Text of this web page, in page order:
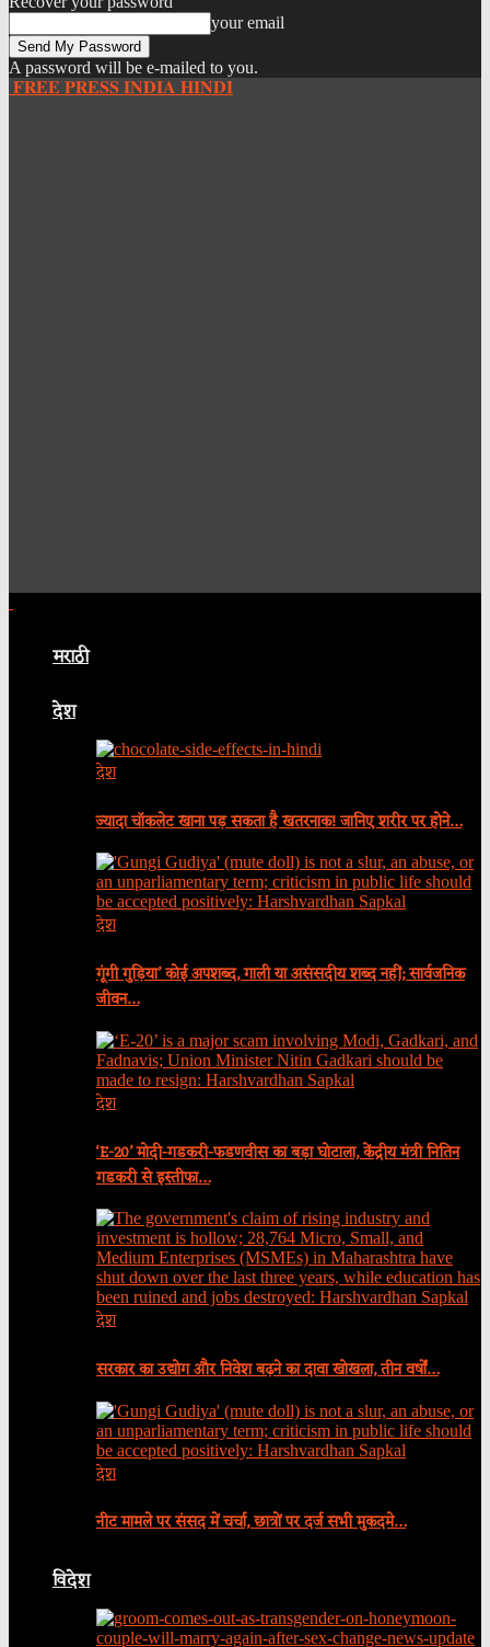
your email
A password will be e-mailed to you.
𝐅𝐑𝐄𝐄 𝐏𝐑𝐄𝐒𝐒 𝐈𝐍𝐃𝐈𝐀 𝐇𝐈𝐍𝐃𝐈
मराठी
देश
देश
ज्यादा चॉकलेट खाना पड़ सकता है खतरनाक! जानिए शरीर पर होने…
देश
गूंगी गुड़िया’ कोई अपशब्द, गाली या असंसदीय शब्द नहीं; सार्वजनिक
जीवन…
देश
‘E-20’ मोदी-गडकरी-फडणवीस का बड़ा घोटाला, केंद्रीय मंत्री नितिन
गडकरी से इस्तीफा…
देश
सरकार का उद्योग और निवेश बढ़ने का दावा खोखला, तीन वर्षों…
देश
नीट मामले पर संसद में चर्चा, छात्रों पर दर्ज सभी मुकदमे…
विदेश